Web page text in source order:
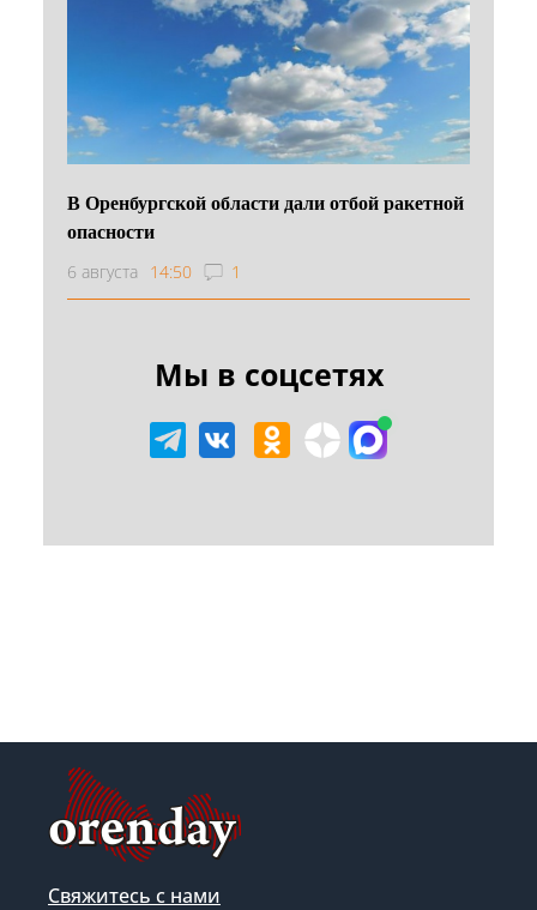
В Оренбургской области дали отбой ракетной
опасности
6 августа 14:50 1
Мы в соцсетях
Свяжитесь с нами